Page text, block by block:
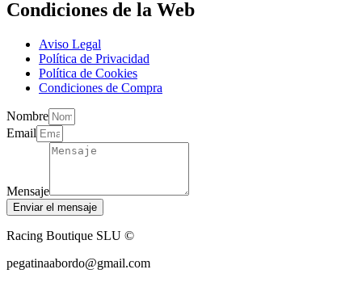
Condiciones de la Web
Aviso Legal
Política de Privacidad
Política de Cookies
Condiciones de Compra
Nombre
Email
Mensaje
Enviar el mensaje
Racing Boutique SLU ©
pegatinaabordo@gmail.com